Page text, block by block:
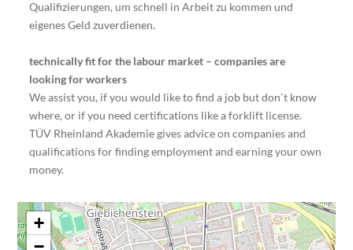
Qualifizierungen, um schnell in Arbeit zu kommen und
eigenes Geld zuverdienen.
technically fit for the labour market – companies are
looking for workers
We assist you, if you would like to find a job but don`t know
where, or if you need certifications like a forklift license.
TÜV Rheinland Akademie gives advice on companies and
qualifications for finding employment and earning your own
money.
+